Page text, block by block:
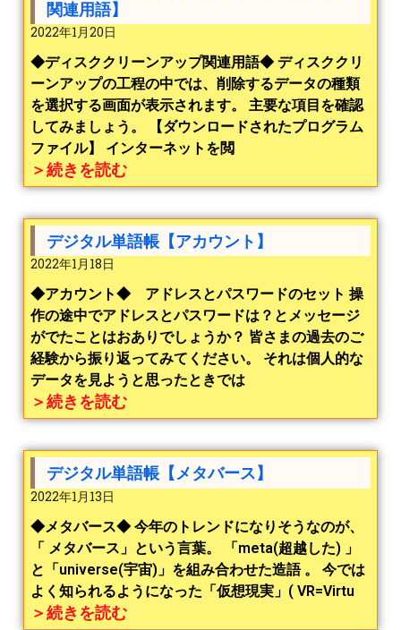
関連用語】
2022年1月20日
◆ディスククリーンアップ関連用語◆ ディスククリ
ーンアップの工程の中では、削除するデータの種類
を選択する画面が表示されます。 主要な項目を確認
してみましょう。 【ダウンロードされたプログラム
ファイル】 インターネットを閲
＞続きを読む
デジタル単語帳【アカウント】
2022年1月18日
◆アカウント◆ アドレスとパスワードのセット 操
作の途中でアドレスとパスワードは？とメッセージ
がでたことはおありでしょうか？ 皆さまの過去のご
経験から振り返ってみてください。 それは個人的な
データを見ようと思ったときでは
＞続きを読む
デジタル単語帳【メタバース】
2022年1月13日
◆メタバース◆ 今年のトレンドになりそうなのが、
「 メタバース」という言葉。 「meta(超越した) 」
と「universe(宇宙)」を組み合わせた造語 。 今では
よく知られるようになった「仮想現実」( VR=Virtu
＞続きを読む